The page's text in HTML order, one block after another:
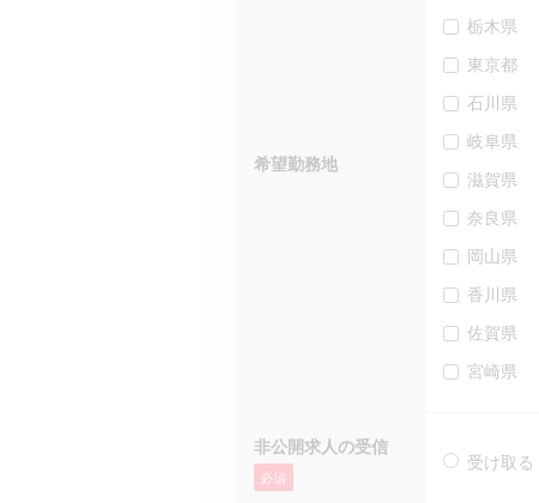
希望勤務地
栃木県
東京都
石川県
岐阜県
滋賀県
奈良県
岡山県
香川県
佐賀県
宮崎県
非公開求人の受信
必須
受け取る